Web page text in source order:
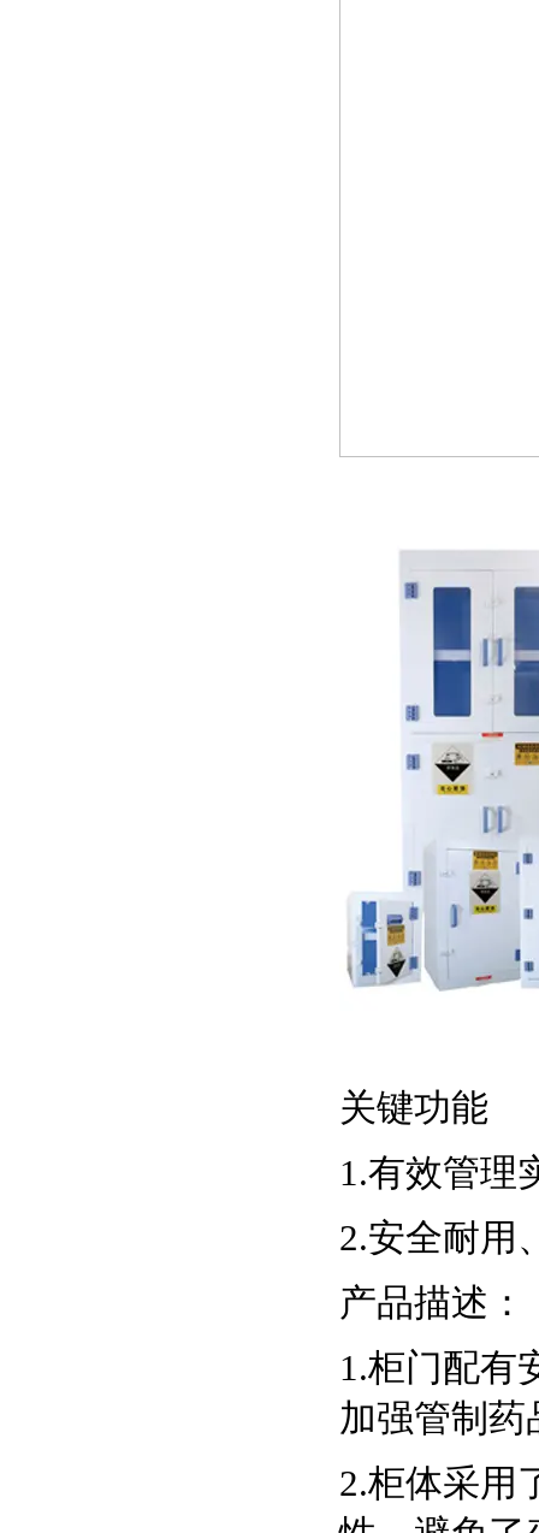
关键功能
1.有效管理
2.安全耐用
产品描述：
1.柜门配有
加强管制药
2.柜体采用